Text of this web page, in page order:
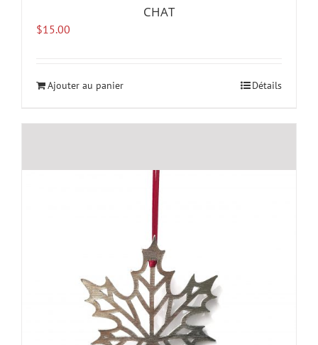
CHAT
$15.00
Ajouter au panier Détails